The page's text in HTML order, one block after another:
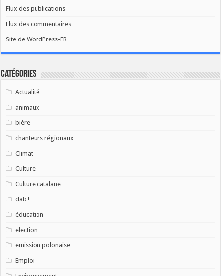
Flux des publications
Flux des commentaires
Site de WordPress-FR
Catégories
Actualité
animaux
bière
chanteurs régionaux
Climat
Culture
Culture catalane
dab+
éducation
election
emission polonaise
Emploi